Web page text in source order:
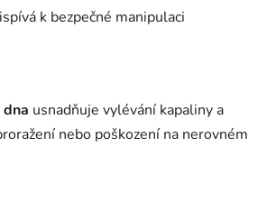
k bezpečné manipulaci
usnadňuje vylévání kapaliny a
nebo poškození na nerovném